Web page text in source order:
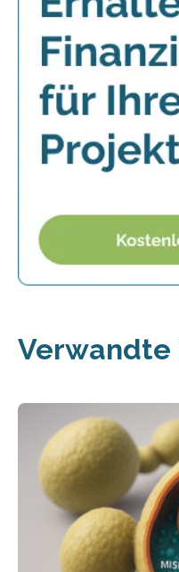
Verwandte